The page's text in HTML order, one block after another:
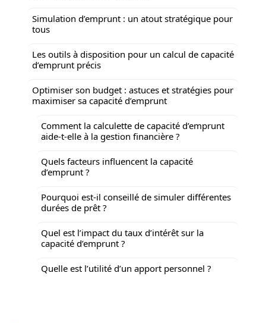
Simulation d’emprunt : un atout stratégique pour
tous
Les outils à disposition pour un calcul de capacité
d’emprunt précis
Optimiser son budget : astuces et stratégies pour
maximiser sa capacité d’emprunt
Comment la calculette de capacité d’emprunt
aide-t-elle à la gestion financière ?
Quels facteurs influencent la capacité
d’emprunt ?
Pourquoi est-il conseillé de simuler différentes
durées de prêt ?
Quel est l’impact du taux d’intérêt sur la
capacité d’emprunt ?
Quelle est l’utilité d’un apport personnel ?